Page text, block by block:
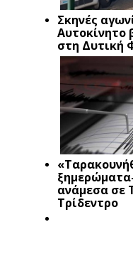
Σκηνές
Αυτοκίνητο
στη Δυτική
ανάμεσα σε
Τρίδεντρο